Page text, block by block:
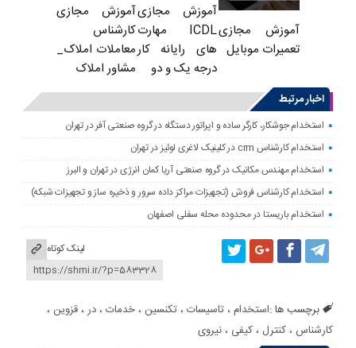
آموزش مجازی
تعمیرات موبایل
آموزش مجازی
ICDL مهارت
های رایانه کار
درجه یک و دو
آموزش مجازی
کارشناس
معاملات املاک_
مشاور املاک
اخبار مرتبط
استخدام جوشکار، کارگر ساده و اپراتور دستگاه در گروه صنعتی آفر در تهران
استخدام کارشناس crm در کلینیک لاغری لوئیز در تهران
استخدام مهندس مکانیک در گروه صنعتی آریا کمان انرژی در تهران و البرز
استخدام کارشناس فروش (تجهیزات مراکز داده سرور و ذخیره ساز و تجهیزات شبکه)
استخدام باریستا در محدوده محله سفلی اصفهان
لینک کوتاه
برچسب ها :استخدام ،تاسیسات ،تکنسین ،خدمات ،در ،قزوین ،
کارشناس ،کنترل ،کیفی ،نیروی